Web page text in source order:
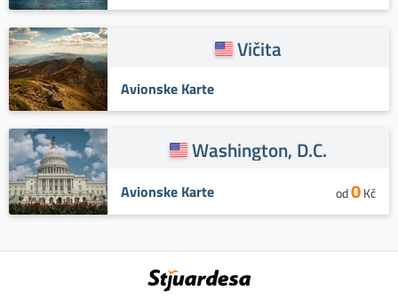
Vičita
Avionske Karte
Washington, D.C.
Avionske Karte od0Kč